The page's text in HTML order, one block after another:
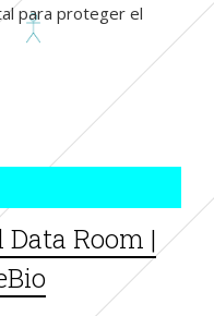
para proteger el
Room |